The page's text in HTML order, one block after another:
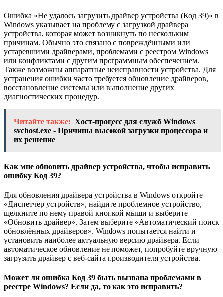
Ошибка «Не удалось загрузить драйвер устройства (Код 39)» в
Windows указывает на проблему с загрузкой драйвера
устройства, которая может возникнуть по нескольким
причинам. Обычно это связано с повреждёнными или
устаревшими драйверами, проблемами с реестром Windows
или конфликтами с другим программным обеспечением.
Также возможны аппаратные неисправности устройства. Для
устранения ошибки часто требуется обновление драйверов,
восстановление системы или выполнение других
диагностических процедур.
Читайте также: Хост-процесс для служб Windows
svchost.exe - Причины высокой загрузки процессора и
их решение
Как мне обновить драйвер устройства, чтобы исправить
ошибку Код 39?
Для обновления драйвера устройства в Windows откройте
«Диспетчер устройств», найдите проблемное устройство,
щелкните по нему правой кнопкой мыши и выберите
«Обновить драйвер». Затем выберите «Автоматический поиск
обновлённых драйверов». Windows попытается найти и
установить наиболее актуальную версию драйвера. Если
автоматическое обновление не поможет, попробуйте вручную
загрузить драйвер с веб-сайта производителя устройства.
Может ли ошибка Код 39 быть вызвана проблемами в
реестре Windows? Если да, то как это исправить?